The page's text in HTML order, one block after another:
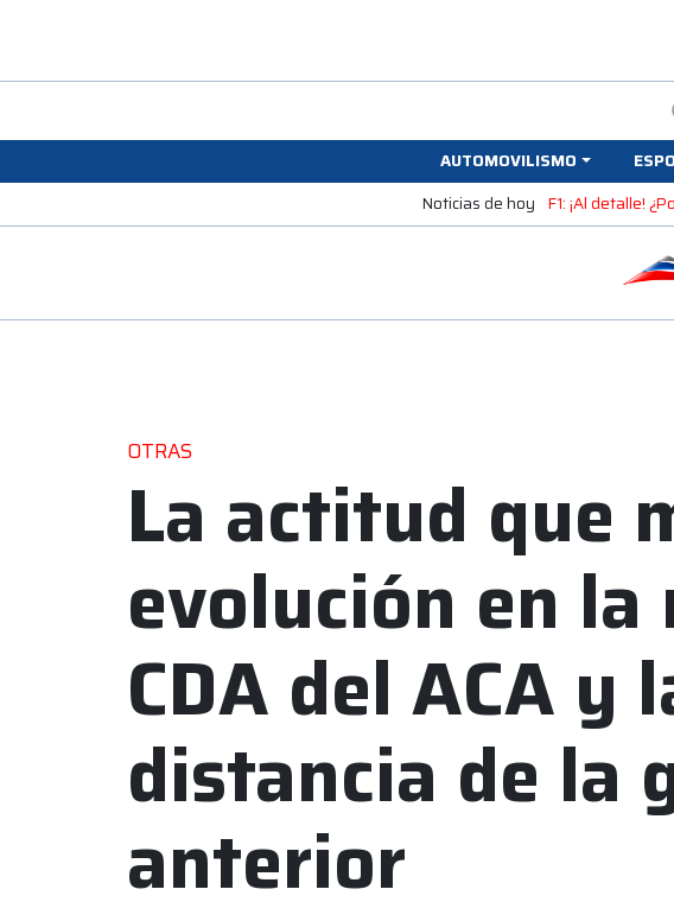
AUTOMOVILISMO
Noticias de hoy F1: ¡Al detalle!
OTRAS
La actitud que
evolución en la
CDA del ACA y
distancia de la
anterior